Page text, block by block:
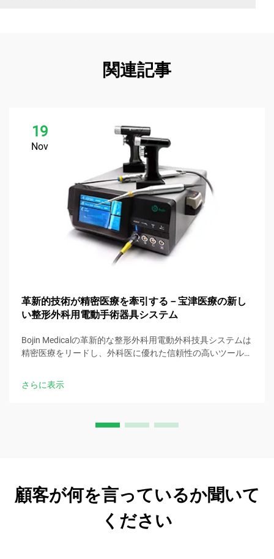
関連記事
19
Nov
革新的技術が精密医療を牽引する－宝津医療の新し
い整形外科用電動手術器具システム
Bojin Medicalの革新的な整形外科用電動外科技具システムは
精密医療をリードし、外科医に優れた信頼性の高いツールを
さらに表示
顧客が何を言っているか聞いて
ください